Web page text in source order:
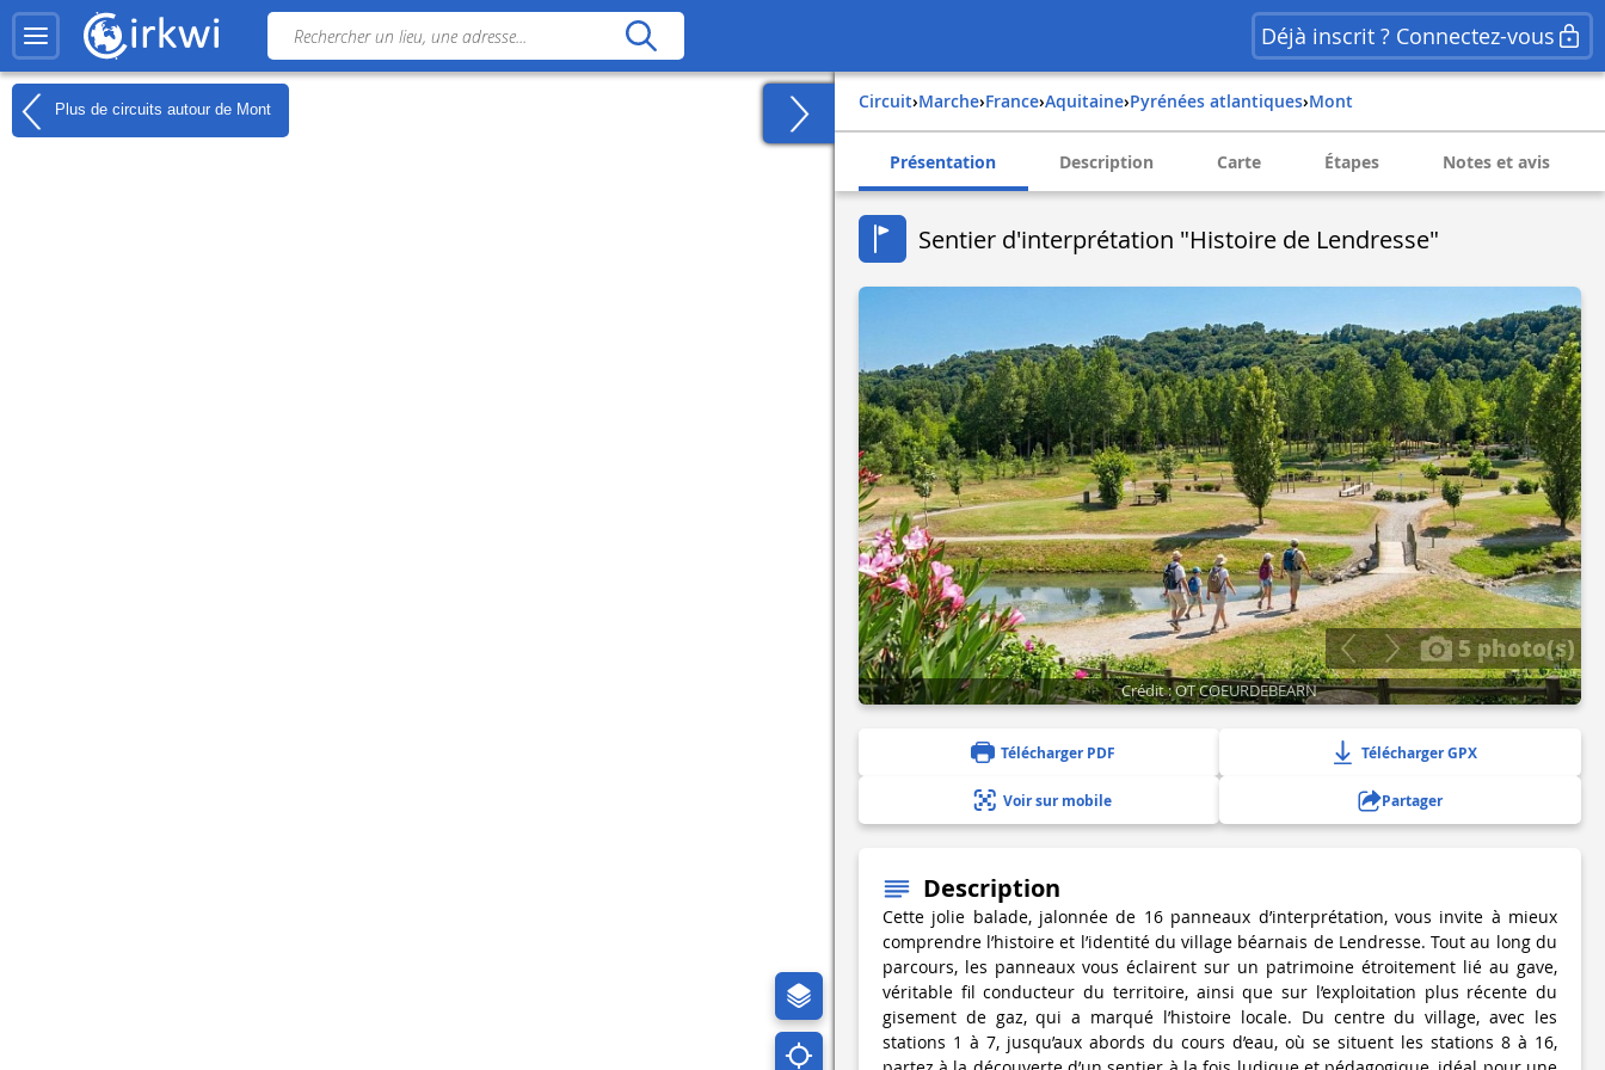
Déjà inscrit ? Connectez-vous
Plus de circuits autour de Mont Circuit› Marche› france› aquitaine› pyrénées atlantiques› mont
Présentation Description Carte Étapes Notes et avis
Sentier d'interprétation "Histoire de Lendresse"
5 photo(s)
Crédit : OT COEURDEBEARN
Télécharger PDF Télécharger GPX
Voir sur mobile Partager
Description
Cette jolie balade, jalonnée de 16 panneaux d’interprétation, vous invite à mieux
comprendre l’histoire et l’identité du village béarnais de Lendresse. Tout au long du
parcours, les panneaux vous éclairent sur un patrimoine étroitement lié au gave,
véritable fil conducteur du territoire, ainsi que sur l’exploitation plus récente du
gisement de gaz, qui a marqué l’histoire locale. Du centre du village, avec les
stations 1 à 7, jusqu’aux abords du cours d’eau, où se situent les stations 8 à 16,